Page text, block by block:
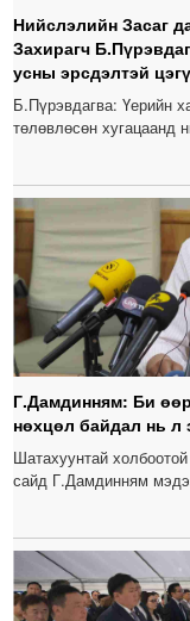
Нийслэлийн Засаг
Захирагч
усны эрсдэлтэй
Б.Пүрэвдагва: Үерийн
төлөвлөсөн хугацаанд
Г.Дамдинням: Би
нөхцөл байдал нь л
Шатахуунтай
сайд Г.Дамдинням